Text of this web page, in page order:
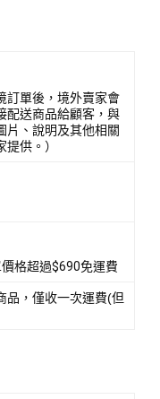
訂單後，境外賣家會
配送商品給顧客，與
片、說明及其他相關
供。）
格超過$690免運費
品，僅收一次運費(但